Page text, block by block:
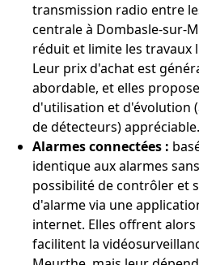
transmission radio entre
centrale à Dombasle-sur-
réduit et limite les travaux
Leur prix d'achat est
abordable, et elles
d'utilisation et d'évolution
de détecteurs) appréciable.
Alarmes connectées :
identique aux alarmes
possibilité de contrôler et
d'alarme via une
internet. Elles offrent
facilitent la